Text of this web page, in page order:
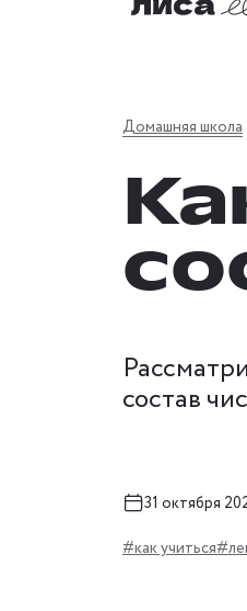
Домашняя школа
состав
31 октября
#как учиться